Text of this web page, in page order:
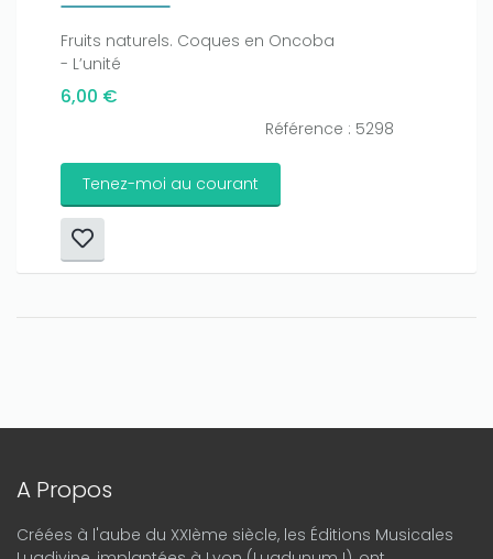
Fruits naturels. Coques en Oncoba
- L’unité
6,00 €
Référence : 5298
Tenez-moi au courant
A Propos
Créées à l'aube du XXIème siècle, les Éditions Musicales